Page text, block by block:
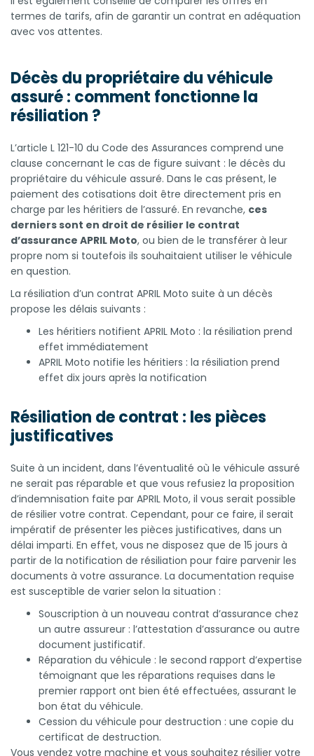
termes de tarifs, afin de garantir un contrat en adéquation
avec vos attentes.
Décès du propriétaire du véhicule
assuré : comment fonctionne la
résiliation ?
L’article L 121-10 du Code des Assurances comprend une
clause concernant le cas de figure suivant : le décès du
propriétaire du véhicule assuré. Dans le cas présent, le
paiement des cotisations doit être directement pris en
charge par les héritiers de l’assuré. En revanche, ces
derniers sont en droit de résilier le contrat
d’assurance APRIL Moto, ou bien de le transférer à leur
propre nom si toutefois ils souhaitaient utiliser le véhicule
en question.
La résiliation d’un contrat APRIL Moto suite à un décès
propose les délais suivants :
Les héritiers notifient APRIL Moto : la résiliation prend
effet immédiatement
APRIL Moto notifie les héritiers : la résiliation prend
effet dix jours après la notification
Résiliation de contrat : les pièces
justificatives
Suite à un incident, dans l’éventualité où le véhicule assuré
ne serait pas réparable et que vous refusiez la proposition
d’indemnisation faite par APRIL Moto, il vous serait possible
de résilier votre contrat. Cependant, pour ce faire, il serait
impératif de présenter les pièces justificatives, dans un
délai imparti. En effet, vous ne disposez que de 15 jours à
partir de la notification de résiliation pour faire parvenir les
documents à votre assurance. La documentation requise
est susceptible de varier selon la situation :
Souscription à un nouveau contrat d’assurance chez
un autre assureur : l’attestation d’assurance ou autre
document justificatif.
Réparation du véhicule : le second rapport d’expertise
témoignant que les réparations requises dans le
premier rapport ont bien été effectuées, assurant le
bon état du véhicule.
Cession du véhicule pour destruction : une copie du
certificat de destruction.
Vous vendez votre machine et vous souhaitez résilier votre